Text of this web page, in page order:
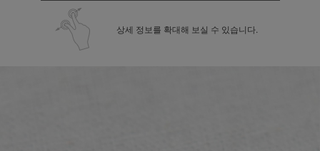
상세 정보를 확대해 보실 수 있습니다.